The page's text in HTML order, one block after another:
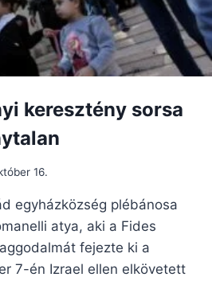
keresztény sorsa
16.
egyházközség plébánosa
atya, aki a Fides
fejezte ki a
7-én Izrael ellen elkövetett